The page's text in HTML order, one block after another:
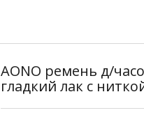
AONO ремень д/
гладкий лак с